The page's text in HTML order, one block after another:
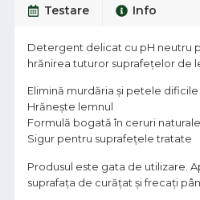
Testare Info
Detergent delicat cu pH neutru
hrănirea tuturor suprafeţelor de
Elimină murdăria şi petele dificile
Hrăneşte lemnul
Formulă bogată în ceruri naturale
Sigur pentru suprafeţele tratate
Produsul este gata de utilizare.
suprafaţa de curăţat şi frecaţi